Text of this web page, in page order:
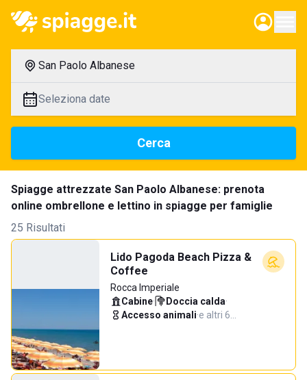
San Paolo Albanese
Seleziona date
Cerca
Spiagge attrezzate San Paolo Albanese: prenota
online ombrellone e lettino in spiagge per famiglie
25 Risultati
Lido Pagoda Beach Pizza &
Coffee
Rocca Imperiale
Cabine· Doccia calda·
Accesso animali·e altri 6…